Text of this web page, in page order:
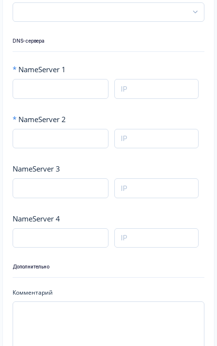
DNS-сервера
* NameServer 1
* NameServer 2
NameServer 3
NameServer 4
Дополнительно
Комментарий